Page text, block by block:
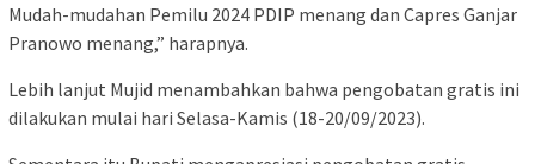
Mudah-mudahan Pemilu 2024 PDIP menang dan Capres Ganjar
Pranowo menang,” harapnya.
Lebih lanjut Mujid menambahkan bahwa pengobatan gratis ini
dilakukan mulai hari Selasa-Kamis (18-20/09/2023).